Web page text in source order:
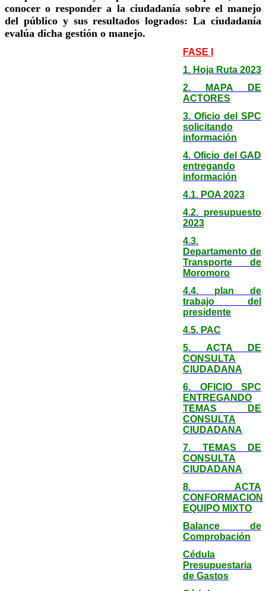
conocer o responder a la ciudadanía sobre el manejo
del público y sus resultados logrados: La ciudadanía
evalúa dicha gestión o manejo.
FASE I
1. Hoja Ruta 2023
2. MAPA DE
ACTORES
3. Oficio del SPC
solicitando
información
4. Oficio del GAD
entregando
información
4.1. POA 2023
4.2. presupuesto
2023
4.3.
Departamento de
Transporte de
Moromoro
4.4. plan de
trabajo del
presidente
4.5. PAC
5. ACTA DE
CONSULTA
CIUDADANA
6. OFICIO SPC
ENTREGANDO
TEMAS DE
CONSULTA
CIUDADANA
7. TEMAS DE
CONSULTA
CIUDADANA
8. ACTA
CONFORMACION
EQUIPO MIXTO
Balance de
Comprobación
Cédula
Presupuestaria
de Gastos